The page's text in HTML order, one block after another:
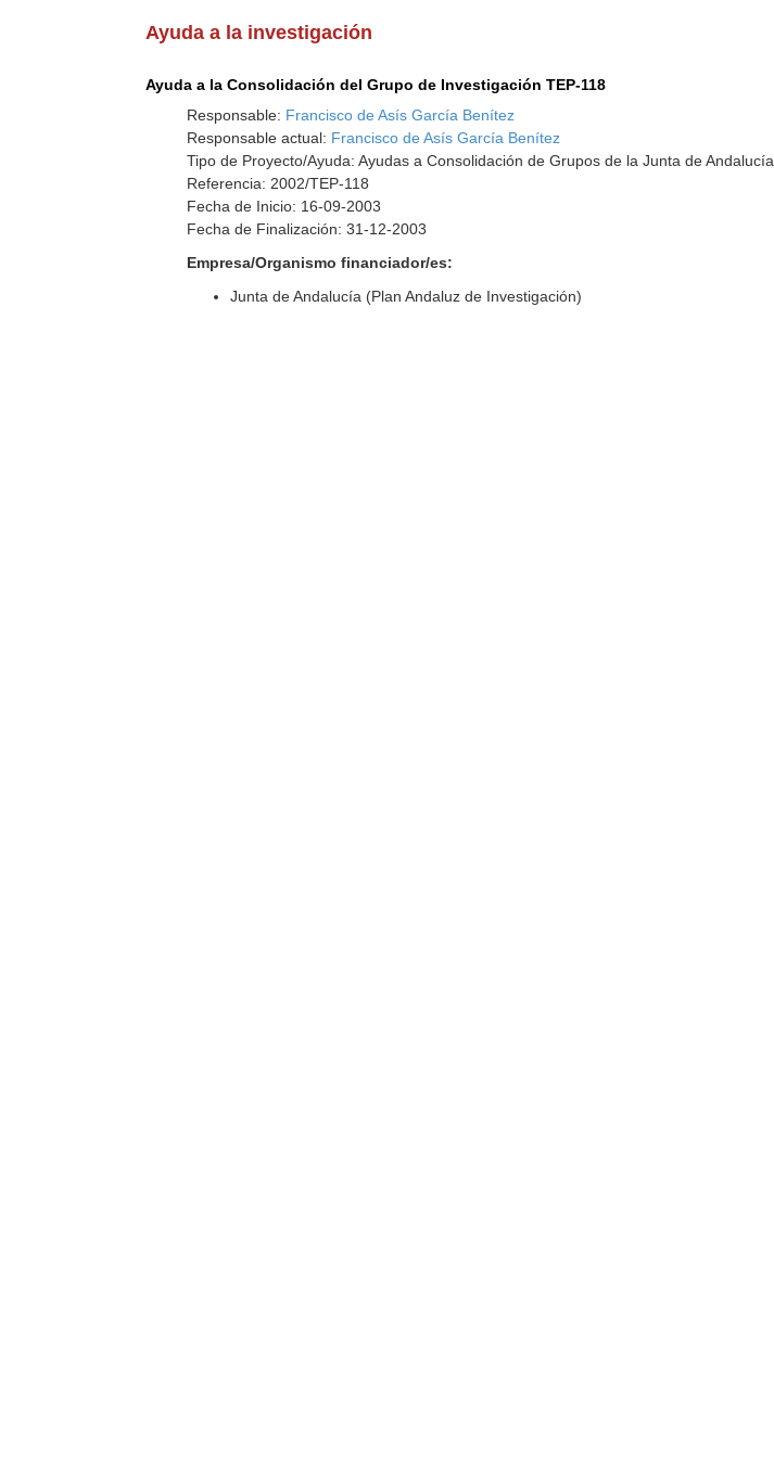
Ayuda a la investigación
Ayuda a la Consolidación del Grupo de Investigación TEP-118
Responsable: Francisco de Asís García Benítez
Responsable actual: Francisco de Asís García Benítez
Tipo de Proyecto/Ayuda: Ayudas a Consolidación de Grupos de la Junta de Andalucía
Referencia: 2002/TEP-118
Fecha de Inicio: 16-09-2003
Fecha de Finalización: 31-12-2003
Empresa/Organismo financiador/es:
Junta de Andalucía (Plan Andaluz de Investigación)